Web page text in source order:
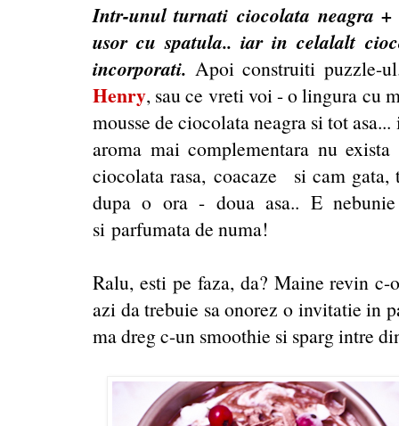
Intr-unul turnati ciocolata neagra
usor cu spatula.. iar in celalalt
incorporati. Apoi construiti puzzle-
Henry, sau ce vreti voi - o lingura cu
mousse de ciocolata neagra si tot
aroma mai complementara nu
ciocolata rasa, coacaze si cam
dupa o ora - doua asa.. E
si parfumata de numa!
Ralu, esti pe faza, da? Maine revin
azi da trebuie sa onorez o invitatie in
ma dreg c-un smoothie si sparg intre